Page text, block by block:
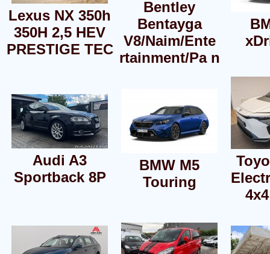
Lexus NX 350h
350H 2,5 HEV
PRESTIGE TEC
Bentley
Bentayga
V8/Naim/Ente
rtainment/Pa n
Audi A3
Sportback 8P
BMW M5
Touring